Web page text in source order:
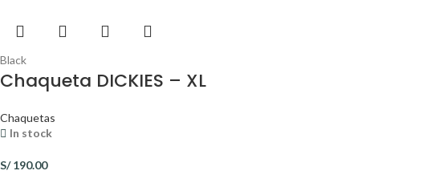
Black
Chaqueta DICKIES – XL
Chaquetas
In stock
S/190.00